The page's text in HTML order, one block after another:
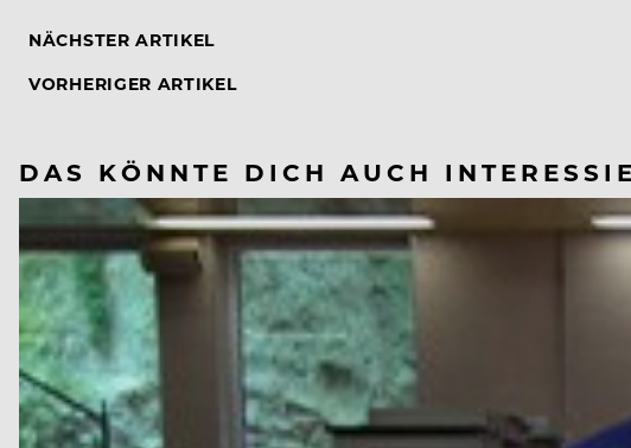
NÄCHSTER ARTIKEL
VORHERIGER ARTIKEL
DAS KÖNNTE DICH AUCH